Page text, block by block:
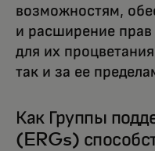
возможностям,
и расширение
для их
так и за ее
Как Группы
(ERGs)